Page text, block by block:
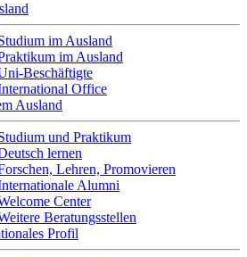
im Ausland
im Ausland
Beschäftigte
Office
Ausland
und Praktikum
lernen
Lehren, Promovieren
Alumni
Center
Beratungsstellen
Profil